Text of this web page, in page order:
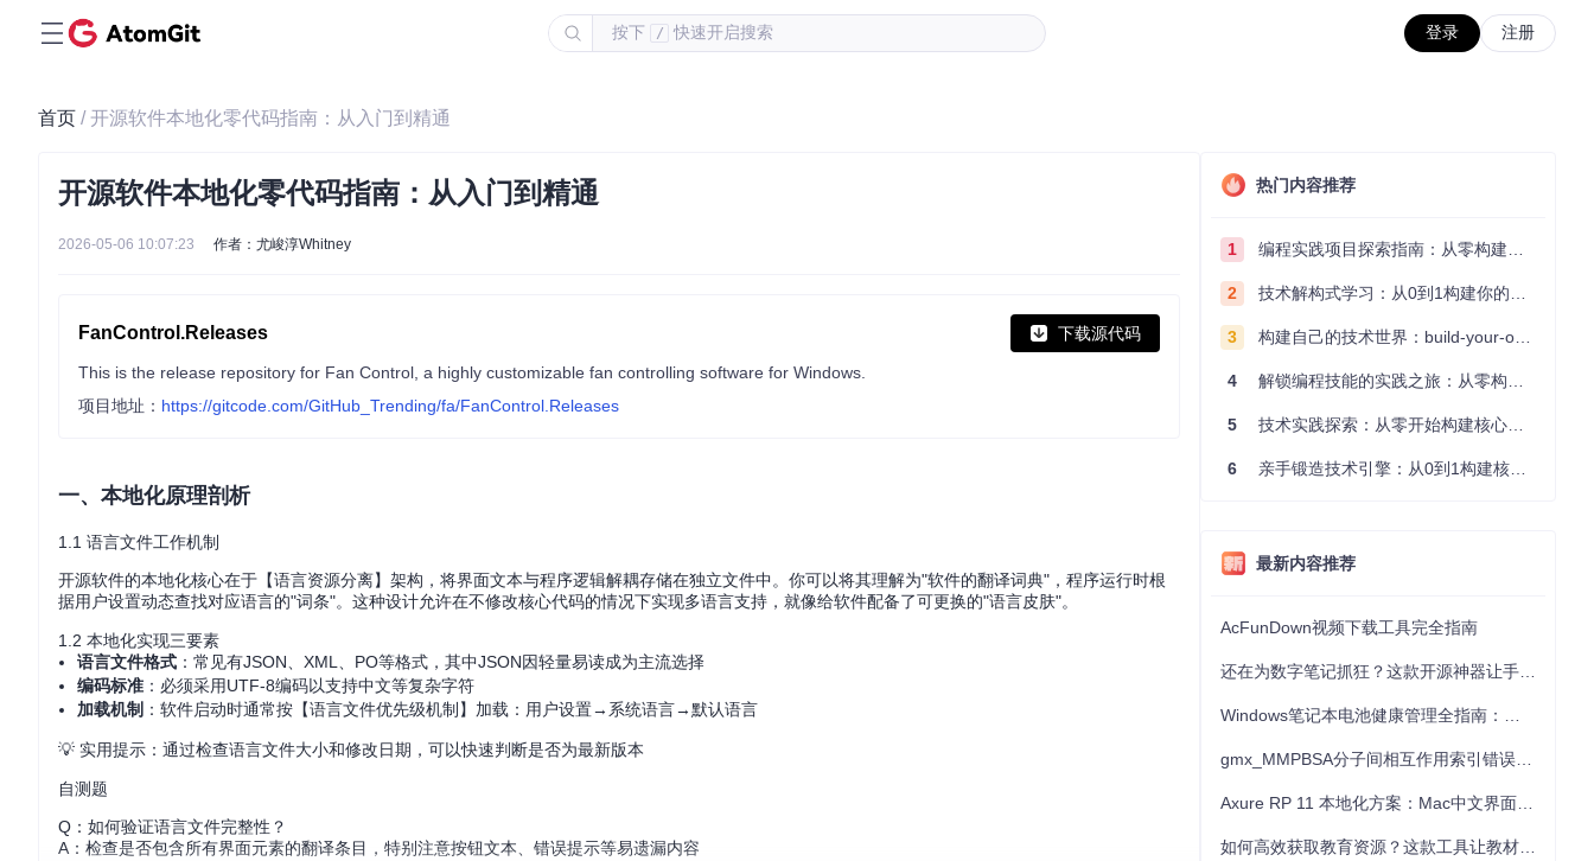
按下 / 快速开启搜索 登录 注册
首页 / 开源软件本地化零代码指南：从入门到精通
开源软件本地化零代码指南：从入门到精通
2026-05-06 10:07:23 作者：尤峻淳Whitney
FanControl.Releases 下载源代码
This is the release repository for Fan Control, a highly customizable fan controlling software for Windows.
项目地址： https://gitcode.com/GitHub_Trending/fa/FanControl.Releases
一、本地化原理剖析
1.1 语言文件工作机制
开源软件的本地化核心在于【语言资源分离】架构，将界面文本与程序逻辑解耦存储在独立文件中。你可以将其理解为"软件的翻译词典"，程序运行时根
据用户设置动态查找对应语言的"词条"。这种设计允许在不修改核心代码的情况下实现多语言支持，就像给软件配备了可更换的"语言皮肤"。
1.2 本地化实现三要素
语言文件格式 ：常见有JSON、XML、PO等格式，其中JSON因轻量易读成为主流选择
编码标准 ：必须采用UTF-8编码以支持中文等复杂字符
加载机制 ：软件启动时通常按【语言文件优先级机制】加载：用户设置→系统语言→默认语言
💡 实用提示：通过检查语言文件大小和修改日期，可以快速判断是否为最新版本
自测题
Q：如何验证语言文件完整性？
A：检查是否包含所有界面元素的翻译条目，特别注意按钮文本、错误提示等易遗漏内容
热门内容推荐
1 编程实践项目探索指南：从零构建技术能力体系
2 技术解构式学习：从0到1构建你的编程知识体系
3 构建自己的技术世界：build-your-own-x项目的实践探索指南
4 解锁编程技能的实践之旅：从零构建你的技术世界
5 技术实践探索：从零开始构建核心系统的实践指南
6 亲手锻造技术引擎：从0到1构建核心系统的实践指南
最新内容推荐
AcFunDown视频下载工具完全指南